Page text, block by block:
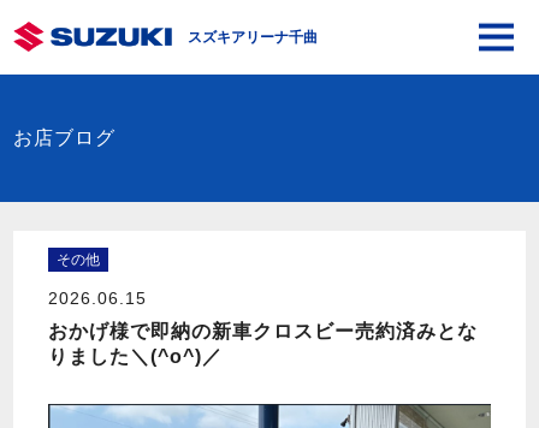
スズキアリーナ千曲
お店ブログ
その他
2026.06.15
おかげ様で即納の新車クロスビー売約済みとな
りました＼(^o^)／